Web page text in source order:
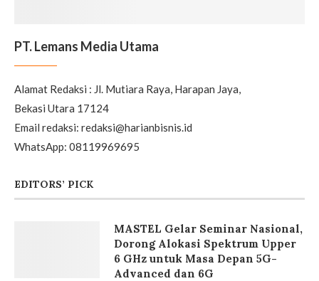
PT. Lemans Media Utama
Alamat Redaksi : Jl. Mutiara Raya, Harapan Jaya,
Bekasi Utara 17124
Email redaksi: redaksi@harianbisnis.id
WhatsApp: 08119969695
EDITORS’ PICK
MASTEL Gelar Seminar Nasional,
Dorong Alokasi Spektrum Upper
6 GHz untuk Masa Depan 5G-
Advanced dan 6G